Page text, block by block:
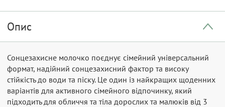
Опис
Сонцезахисне молочко поєднує сімейний універсальний
формат, надійний сонцезахисний фактор та високу
стійкість до води та піску. Це один із найкращих щоденних
варіантів для активного сімейного відпочинку, який
підходить для обличчя та тіла дорослих та малюків від 3